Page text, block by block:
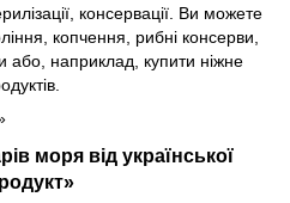
консервації. Ви можете
копчення, рибні консерви,
або, наприклад, купити ніжне
моря від української